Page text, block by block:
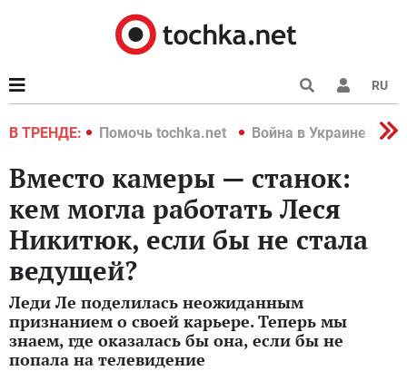
RU
В ТРЕНДЕ:
2022 Помочь tochka.net Война в Украине 2022
Вместо камеры — станок:
кем могла работать Леся
Никитюк, если бы не стала
ведущей?
Леди Ле поделилась неожиданным
признанием о своей карьере. Теперь мы
знаем, где оказалась бы она, если бы не
попала на телевидение